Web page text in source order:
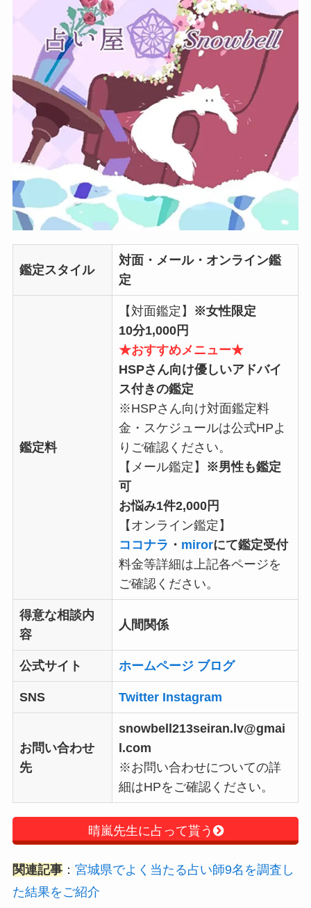
鑑定スタイル
対面・メール・オンライン鑑
定
鑑定料
【対面鑑定】
※女性限定
10分1,000円
★おすすめメニュー★
HSPさん向け優しいアドバイ
ス付きの鑑定
※HSPさん向け対面鑑定料
金・スケジュールは公式HPよ
りご確認ください。
【メール鑑定】
※男性も鑑定
可
お悩み1件2,000円
【オンライン鑑定】
ココナラ ・ mirorにて鑑定受付
料金等詳細は上記各ページを
ご確認ください。
得意な相談内
容
人間関係
公式サイト ホームページ ブログ
SNS Twitter Instagram
お問い合わせ
先
snowbell213seiran.lv@gmai
l.com
※お問い合わせについての詳
細はHPをご確認ください。
晴嵐先生に占って貰う
関連記事： 宮城県でよく当たる占い師9名を調査し
た結果をご紹介